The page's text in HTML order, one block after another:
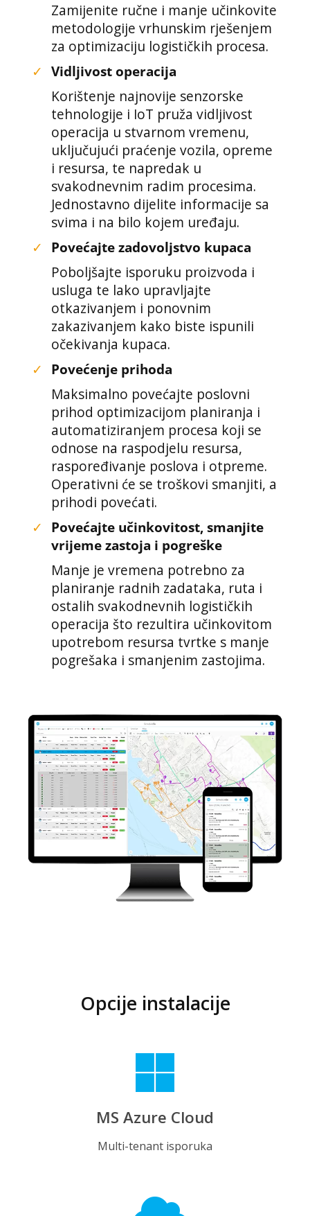
Zamijenite ručne i manje učinkovite
metodologije vrhunskim rješenjem
za optimizaciju logističkih procesa.
✓ Vidljivost operacija
Korištenje najnovije senzorske
tehnologije i IoT pruža vidljivost
operacija u stvarnom vremenu,
uključujući praćenje vozila, opreme
i resursa, te napredak u
svakodnevnim radim procesima.
Jednostavno dijelite informacije sa
svima i na bilo kojem uređaju.
✓
Povećajte zadovoljstvo kupaca
Poboljšajte isporuku proizvoda i
usluga te lako upravljajte
otkazivanjem i ponovnim
zakazivanjem kako biste ispunili
očekivanja kupaca.
✓
Povećenje prihoda
Maksimalno povećajte poslovni
prihod optimizacijom planiranja i
automatiziranjem procesa koji se
odnose na raspodjelu resursa,
raspoređivanje poslova i otpreme.
Operativni će se troškovi smanjiti, a
prihodi povećati.
✓
Povećajte učinkovitost, smanjite
vrijeme zastoja i pogreške
Manje je vremena potrebno za
planiranje radnih zadataka, ruta i
ostalih svakodnevnih logističkih
operacija što rezultira učinkovitom
upotrebom resursa tvrtke s manje
pogrešaka i smanjenim zastojima.
Opcije instalacije
MS Azure Cloud
Multi-tenant isporuka